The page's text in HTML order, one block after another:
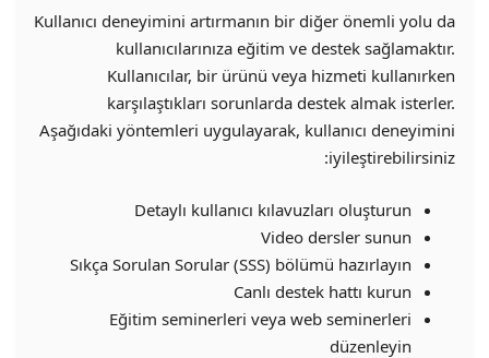
Kullanıcı deneyimini artırmanın bir diğer önemli yolu da
kullanıcılarınıza eğitim ve destek sağlamaktır.
Kullanıcılar, bir ürünü veya hizmeti kullanırken
karşılaştıkları sorunlarda destek almak isterler.
Aşağıdaki yöntemleri uygulayarak, kullanıcı deneyimini
iyileştirebilirsiniz:
Detaylı kullanıcı kılavuzları oluşturun
Video dersler sunun
Sıkça Sorulan Sorular (SSS) bölümü hazırlayın
Canlı destek hattı kurun
Eğitim seminerleri veya web seminerleri
düzenleyin